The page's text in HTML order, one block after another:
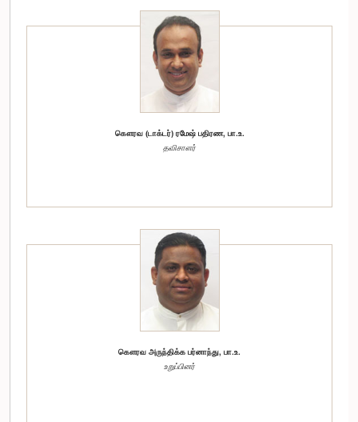
கௌரவ (டாக்டர்) ரமேஷ் பதிரண, பா.உ.
தவிசாளர்
கௌரவ அருந்திக்க பர்னாந்து, பா.உ.
உறுப்பினர்